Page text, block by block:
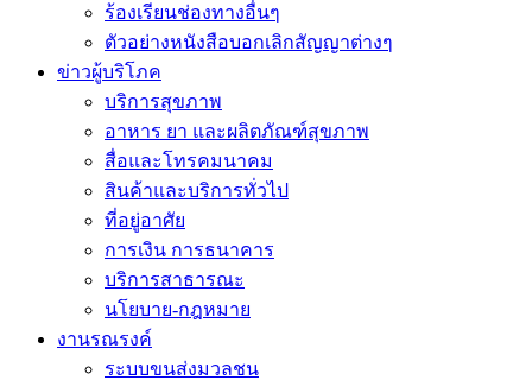
ร้องเรียนช่องทางอื่นๆ
ตัวอย่างหนังสือบอกเลิกสัญญาต่างๆ
ข่าวผู้บริโภค
บริการสุขภาพ
อาหาร ยา และผลิตภัณฑ์สุขภาพ
สื่อและโทรคมนาคม
สินค้าและบริการทั่วไป
ที่อยู่อาศัย
การเงิน การธนาคาร
บริการสาธารณะ
นโยบาย-กฎหมาย
งานรณรงค์
ระบบขนส่งมวลชน